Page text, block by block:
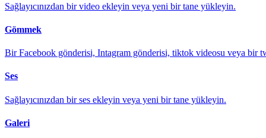
Sağlayıcınızdan bir video ekleyin veya yeni bir tane yükleyin.
Gömmek
Bir Facebook gönderisi, Intagram gönderisi, tiktok videosu veya bir
Ses
Sağlayıcınızdan bir ses ekleyin veya yeni bir tane yükleyin.
Galeri